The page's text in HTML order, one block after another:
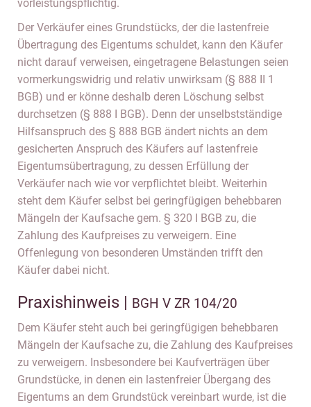
vorleistungspflichtig.
Der Verkäufer eines Grundstücks, der die lastenfreie
Übertragung des Eigentums schuldet, kann den Käufer
nicht darauf verweisen, eingetragene Belastungen seien
vormerkungswidrig und relativ unwirksam (§ 888 II 1
BGB) und er könne deshalb deren Löschung selbst
durchsetzen (§ 888 I BGB). Denn der unselbstständige
Hilfsanspruch des § 888 BGB ändert nichts an dem
gesicherten Anspruch des Käufers auf lastenfreie
Eigentumsübertragung, zu dessen Erfüllung der
Verkäufer nach wie vor verpflichtet bleibt. Weiterhin
steht dem Käufer selbst bei geringfügigen behebbaren
Mängeln der Kaufsache gem. § 320 I BGB zu, die
Zahlung des Kaufpreises zu verweigern. Eine
Offenlegung von besonderen Umständen trifft den
Käufer dabei nicht.
Praxishinweis | BGH V ZR 104/20
Dem Käufer steht auch bei geringfügigen behebbaren
Mängeln der Kaufsache zu, die Zahlung des Kaufpreises
zu verweigern. Insbesondere bei Kaufverträgen über
Grundstücke, in denen ein lastenfreier Übergang des
Eigentums an dem Grundstück vereinbart wurde, ist die